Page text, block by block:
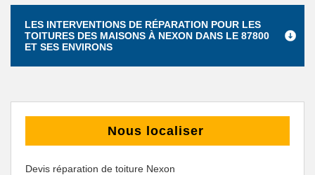
LES INTERVENTIONS DE RÉPARATION POUR LES
TOITURES DES MAISONS À NEXON DANS LE 87800
ET SES ENVIRONS
Nous localiser
Devis réparation de toiture Nexon